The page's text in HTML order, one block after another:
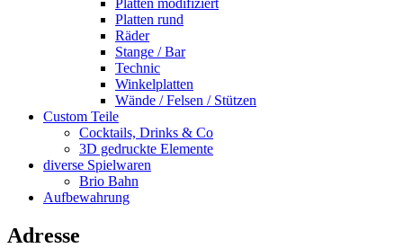
Platten rund
Räder
Stange / Bar
Technic
Winkelplatten
Wände / Felsen / Stützen
Custom Teile
Cocktails, Drinks & Co
3D gedruckte Elemente
diverse Spielwaren
Brio Bahn
Aufbewahrung
Adresse